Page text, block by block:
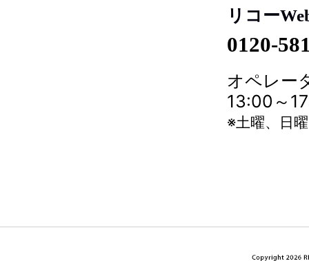
リコー
0120-
オペレー
13:00～
※土曜、日